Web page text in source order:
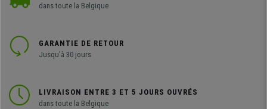
dans toute la Belgique
GARANTIE DE RETOUR
Jusqu'à 30 jours
LIVRAISON ENTRE 3 ET 5 JOURS OUVRÉS
dans toute la Belgique